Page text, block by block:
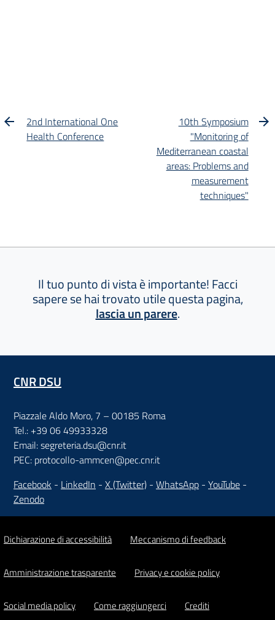
2nd International One
Health Conference
10th Symposium
"Monitoring of
Mediterranean coastal
areas: Problems and
measurement
techniques"
Il tuo punto di vista è importante! Facci
sapere se hai trovato utile questa pagina,
lascia un parere.
CNR DSU
Piazzale Aldo Moro, 7 – 00185 Roma
Tel.: +39 06 49933328
Email: segreteria.dsu@cnr.it
PEC: protocollo-ammcen@pec.cnr.it
Facebook - LinkedIn - X (Twitter) - WhatsApp - YouTube -
Zenodo
Dichiarazione di accessibilità Meccanismo di feedback
Amministrazione trasparente Privacy e cookie policy
Social media policy Come raggiungerci Crediti